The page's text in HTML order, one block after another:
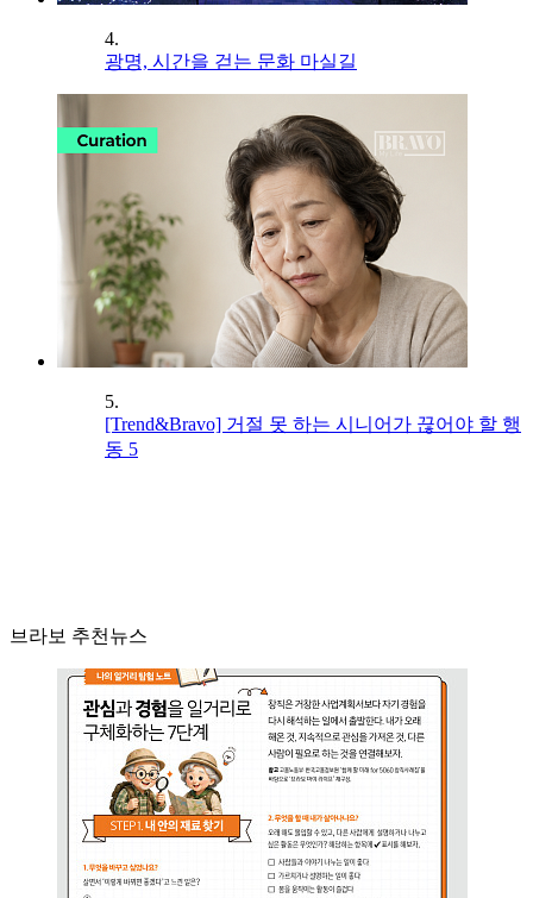
4.
광명, 시간을 걷는 문화 마실길
5.
[Trend&Bravo] 거절 못 하는 시니어가 끊어야 할 행
동 5
브라보 추천뉴스